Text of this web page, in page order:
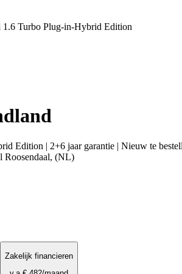
1.6 Turbo Plug-in-Hybrid Edition
Edition | 2+6 jaar garantie | Nieuw te
Roosendaal, (NL)
Zakelijk financieren